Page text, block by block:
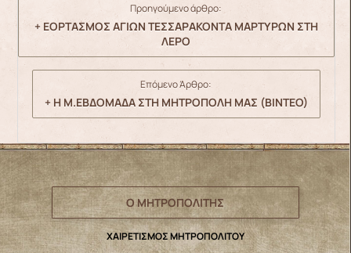
Προηγούμενο άρθρο:
+ ΕΟΡΤΑΣΜΟΣ ΑΓΙΩΝ ΤΕΣΣΑΡΑΚΟΝΤΑ ΜΑΡΤΥΡΩΝ ΣΤΗ
ΛΕΡΟ
Επόμενο Άρθρο:
+ Η Μ.ΕΒΔΟΜΑΔΑ ΣΤΗ ΜΗΤΡΟΠΟΛΗ ΜΑΣ (ΒΙΝΤΕΟ)
Ο ΜΗΤΡΟΠΟΛΙΤΗΣ
ΧΑΙΡΕΤΙΣΜΟΣ ΜΗΤΡΟΠΟΛΙΤΟΥ